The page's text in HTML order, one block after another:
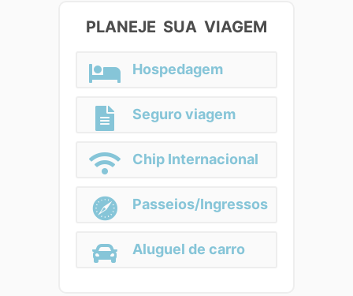
PLANEJE SUA VIAGEM
Hospedagem
Seguro viagem
Chip Internacional
Passeios/Ingressos
Aluguel de carro